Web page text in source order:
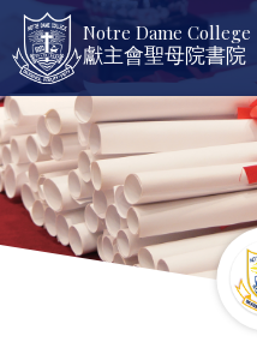
Notre Dame College
獻主會聖母院書院